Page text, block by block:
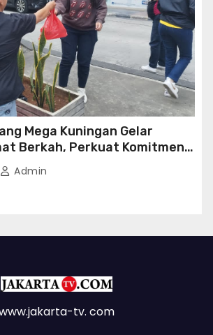
Mega Kuningan Gelar
Berkah, Perkuat Komitmen
Kepada Masyarakat
Mega Kuningan
Admin
tv. com